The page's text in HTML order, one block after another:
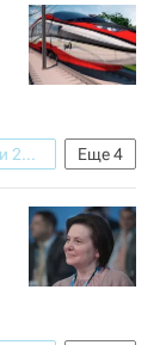
Еще4
Российский Инвестиционный Форум — Сочи 2019